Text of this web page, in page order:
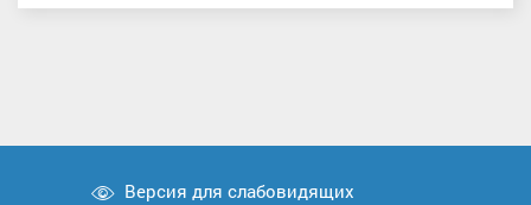
Версия для слабовидящих